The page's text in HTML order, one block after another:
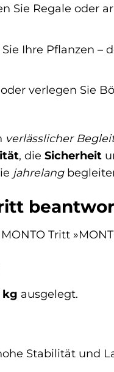
Sie Regale oder
Ihre Pflanzen –
verlegen Sie
verlässlicher
, die Sicherheit
jahrelang
Tritt
kg ausgelegt.
Stabilität und